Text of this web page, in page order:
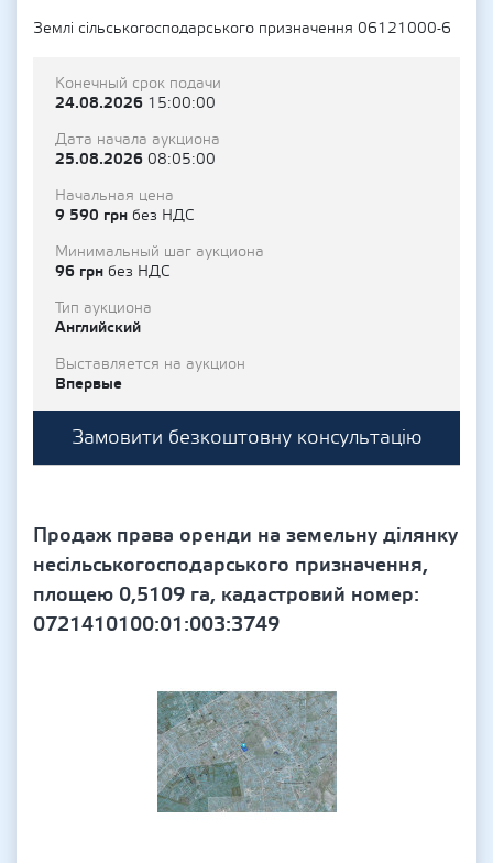
Землі сільськогосподарського призначення 06121000-6
Конечный срок подачи
24.08.2026 15:00:00
Дата начала аукциона
25.08.2026 08:05:00
Начальная цена
9 590 грн без НДС
Минимальный шаг аукциона
96 грн без НДС
Тип аукциона
Английский
Выставляется на аукцион
Впервые
Замовити безкоштовну консультацію
Продаж права оренди на земельну ділянку
несільськогосподарського призначення,
площею 0,5109 га, кадастровий номер:
0721410100:01:003:3749